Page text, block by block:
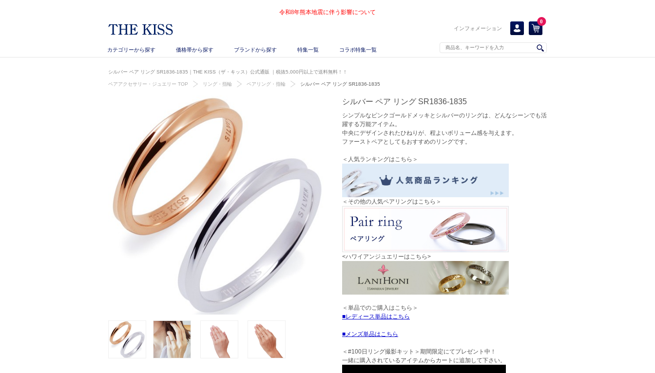
令和8年熊本地震に伴う影響について
インフォメーション
0
カテゴリーから探す 価格帯から探す ブランドから探す 特集一覧 コラボ特集一覧
シルバー ペア リング SR1836-1835｜THE KISS（ザ・キッス）公式通販 ｜税抜5,000円以上で送料無料！！
ペアアクセサリー・ジュエリー TOP リング・指輪 ペアリング・指輪 シルバー ペア リング SR1836-1835
シルバー ペア リング SR1836-1835
シンプルなピンクゴールドメッキとシルバーのリングは、どんなシーンでも活
躍する万能アイテム。
中央にデザインされたひねりが、程よいボリューム感を与えます。
ファーストペアとしてもおすすめのリングです。
＜人気ランキングはこちら＞
＜その他の人気ペアリングはこちら＞
<ハワイアンジュエリーはこちら>
＜単品でのご購入はこちら＞
レディース単品はこちら
メンズ単品はこちら
＜#100日リング撮影キット＞期間限定にてプレゼント中！
一緒に購入されているアイテムからカートに追加して下さい。